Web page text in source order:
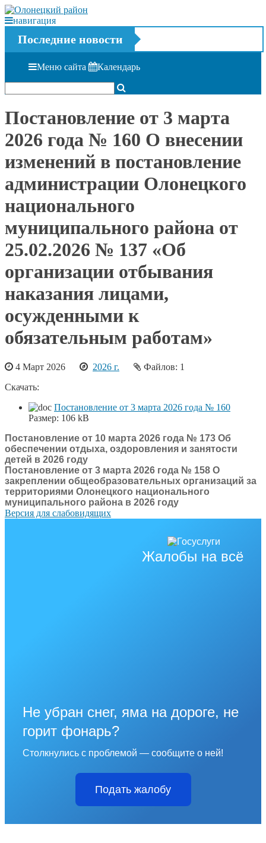
навигация
Последние новости
Меню сайта Календарь
Постановление от 3 марта
2026 года № 160 О внесении
изменений в постановление
администрации Олонецкого
национального
муниципального района от
25.02.2026 № 137 «Об
организации отбывания
наказания лицами,
осужденными к
обязательным работам»
4 Март 2026 2026 г.
Файлов: 1
Скачать:
Постановление от 3 марта 2026 года № 160
Размер: 106 kB
Постановление от 10 марта 2026 года № 173 Об
обеспечении отдыха, оздоровления и занятости
детей в 2026 году
Постановление от 3 марта 2026 года № 158 О
закреплении общеобразовательных организаций за
территориями Олонецкого национального
муниципального района в 2026 году
Версия для слабовидящих
Жалобы на всё
Не убран снег, яма на дороге, не
горит фонарь?
Столкнулись с проблемой — сообщите о ней!
Подать жалобу